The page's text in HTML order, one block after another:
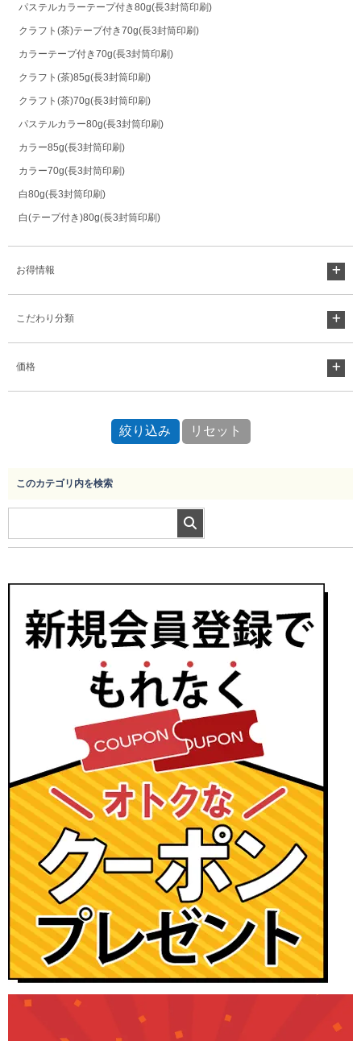
パステルカラーテープ付き80g(長3封筒印刷)
クラフト(茶)テープ付き70g(長3封筒印刷)
カラーテープ付き70g(長3封筒印刷)
クラフト(茶)85g(長3封筒印刷)
クラフト(茶)70g(長3封筒印刷)
パステルカラー80g(長3封筒印刷)
カラー85g(長3封筒印刷)
カラー70g(長3封筒印刷)
白80g(長3封筒印刷)
白(テープ付き)80g(長3封筒印刷)
お得情報
こだわり分類
価格
このカテゴリ内を検索